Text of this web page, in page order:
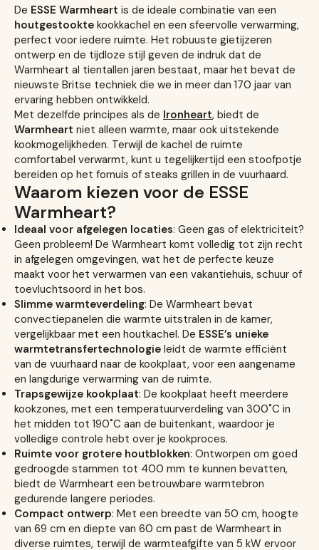
De ESSE Warmheart is de ideale combinatie van een
houtgestookte kookkachel en een sfeervolle verwarming,
perfect voor iedere ruimte. Het robuuste gietijzeren
ontwerp en de tijdloze stijl geven de indruk dat de
Warmheart al tientallen jaren bestaat, maar het bevat de
nieuwste Britse techniek die we in meer dan 170 jaar van
ervaring hebben ontwikkeld.
Met dezelfde principes als de Ironheart, biedt de
Warmheart niet alleen warmte, maar ook uitstekende
kookmogelijkheden. Terwijl de kachel de ruimte
comfortabel verwarmt, kunt u tegelijkertijd een stoofpotje
bereiden op het fornuis of steaks grillen in de vuurhaard.
Waarom kiezen voor de ESSE
Warmheart?
Ideaal voor afgelegen locaties: Geen gas of elektriciteit?
Geen probleem! De Warmheart komt volledig tot zijn recht
in afgelegen omgevingen, wat het de perfecte keuze
maakt voor het verwarmen van een vakantiehuis, schuur of
toevluchtsoord in het bos.
Slimme warmteverdeling: De Warmheart bevat
convectiepanelen die warmte uitstralen in de kamer,
vergelijkbaar met een houtkachel. De ESSE’s unieke
warmtetransfertechnologie leidt de warmte efficiënt
van de vuurhaard naar de kookplaat, voor een aangename
en langdurige verwarming van de ruimte.
Trapsgewijze kookplaat: De kookplaat heeft meerdere
kookzones, met een temperatuurverdeling van 300˚C in
het midden tot 190˚C aan de buitenkant, waardoor je
volledige controle hebt over je kookproces.
Ruimte voor grotere houtblokken: Ontworpen om goed
gedroogde stammen tot 400 mm te kunnen bevatten,
biedt de Warmheart een betrouwbare warmtebron
gedurende langere periodes.
Compact ontwerp: Met een breedte van 50 cm, hoogte
van 69 cm en diepte van 60 cm past de Warmheart in
diverse ruimtes, terwijl de warmteafgifte van 5 kW ervoor